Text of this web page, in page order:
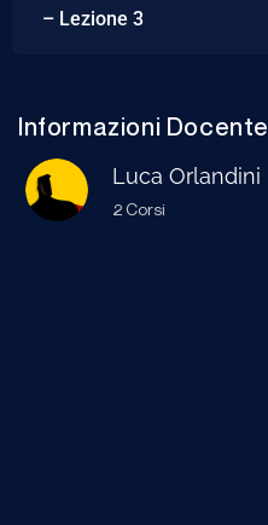
– Lezione 3
Informazioni Docente
Luca Orlandini
2 Corsi